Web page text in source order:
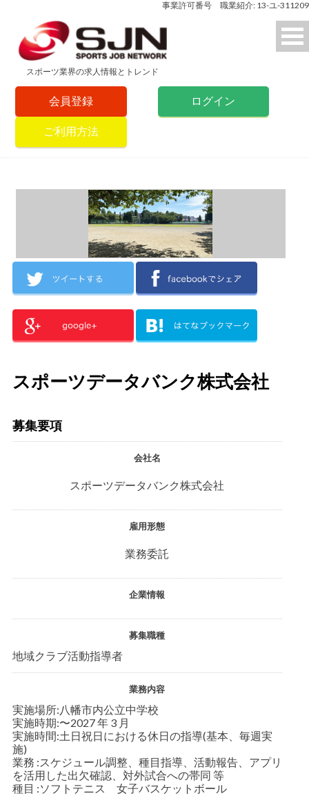
事業許可番号 職業紹介: 13-ユ-311209
スポーツ業界の求人情報とトレンド
会員登録 ログイン
ご利用方法
スポーツデータバンク株式会社
募集要項
会社名
スポーツデータバンク株式会社
雇用形態
業務委託
企業情報
募集職種
地域クラブ活動指導者
業務内容
実施場所:八幡市内公立中学校
実施時期:〜2027 年 3 月
実施時間:土日祝日における休日の指導(基本、毎週実
施)
業務 :スケジュール調整、種目指導、活動報告、アプリ
を活用した出欠確認、対外試合への帯同 等
種目 :ソフトテニス 女子バスケットボール